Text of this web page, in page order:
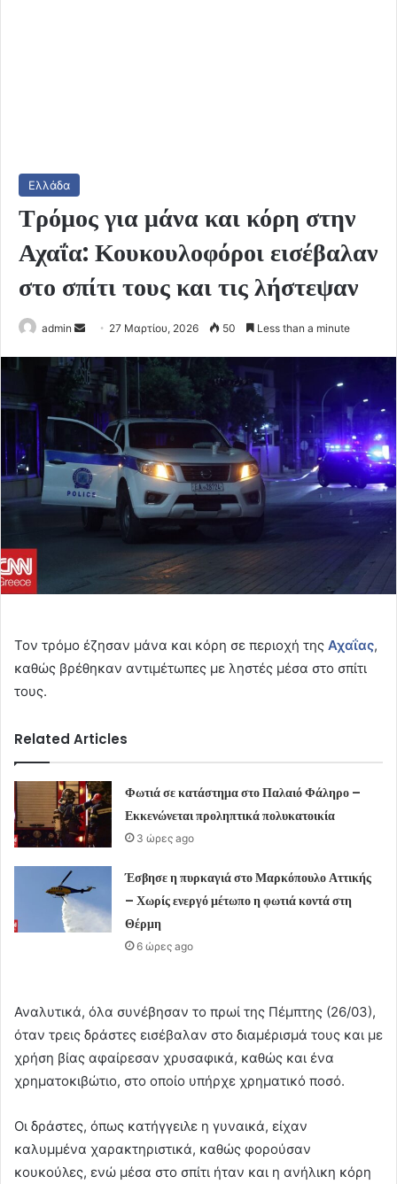
Ελλάδα
Τρόμος για μάνα και κόρη στην
Αχαΐα: Κουκουλοφόροι εισέβαλαν
στο σπίτι τους και τις λήστεψαν
admin
Send
email
27 Μαρτίου, 2026 50 Less than a minute
Τον τρόμο έζησαν μάνα και κόρη σε περιοχή της Αχαΐας,
καθώς βρέθηκαν αντιμέτωπες με ληστές μέσα στο σπίτι
τους.
Related Articles
Φωτιά σε κατάστημα στο Παλαιό Φάληρο –
Εκκενώνεται προληπτικά πολυκατοικία
3 ώρες ago
Έσβησε η πυρκαγιά στο Μαρκόπουλο Αττικής
– Χωρίς ενεργό μέτωπο η φωτιά κοντά στη
Θέρμη
6 ώρες ago
Αναλυτικά, όλα συνέβησαν το πρωί της Πέμπτης (26/03),
όταν τρεις δράστες εισέβαλαν στο διαμέρισμά τους και με
χρήση βίας αφαίρεσαν χρυσαφικά, καθώς και ένα
χρηματοκιβώτιο, στο οποίο υπήρχε χρηματικό ποσό.
Οι δράστες, όπως κατήγγειλε η γυναικά, είχαν
καλυμμένα χαρακτηριστικά, καθώς φορούσαν
κουκούλες, ενώ μέσα στο σπίτι ήταν και η ανήλικη κόρη